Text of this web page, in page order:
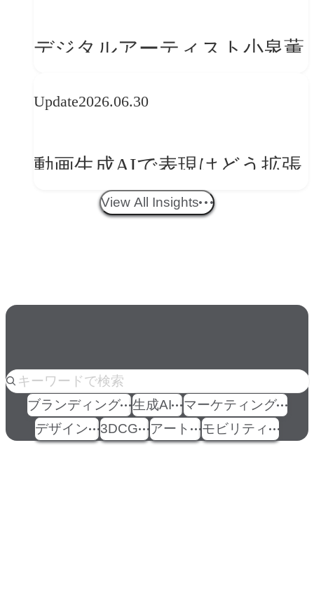
デジタルアーティスト小泉薫
ークフロー設計と「ノイズと
Update2026.06.30
動画生成AIで表現はどう拡張
する？映像ディレクター橋本
View All Insights
人気のkeyword
ブランディング 生成AI
マーケティング
デザイン
3DCG アート モビリティ